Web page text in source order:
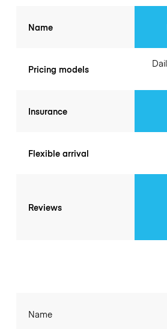
Name
Pricing models
Insurance
Flexible arrival
Reviews
Name